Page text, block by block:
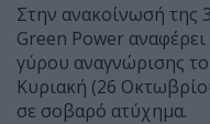
Στην ανακοίνωσή της
Green Power αναφέρει
γύρου αναγνώρισης
Κυριακή (26
σε σοβαρό ατύχημα.